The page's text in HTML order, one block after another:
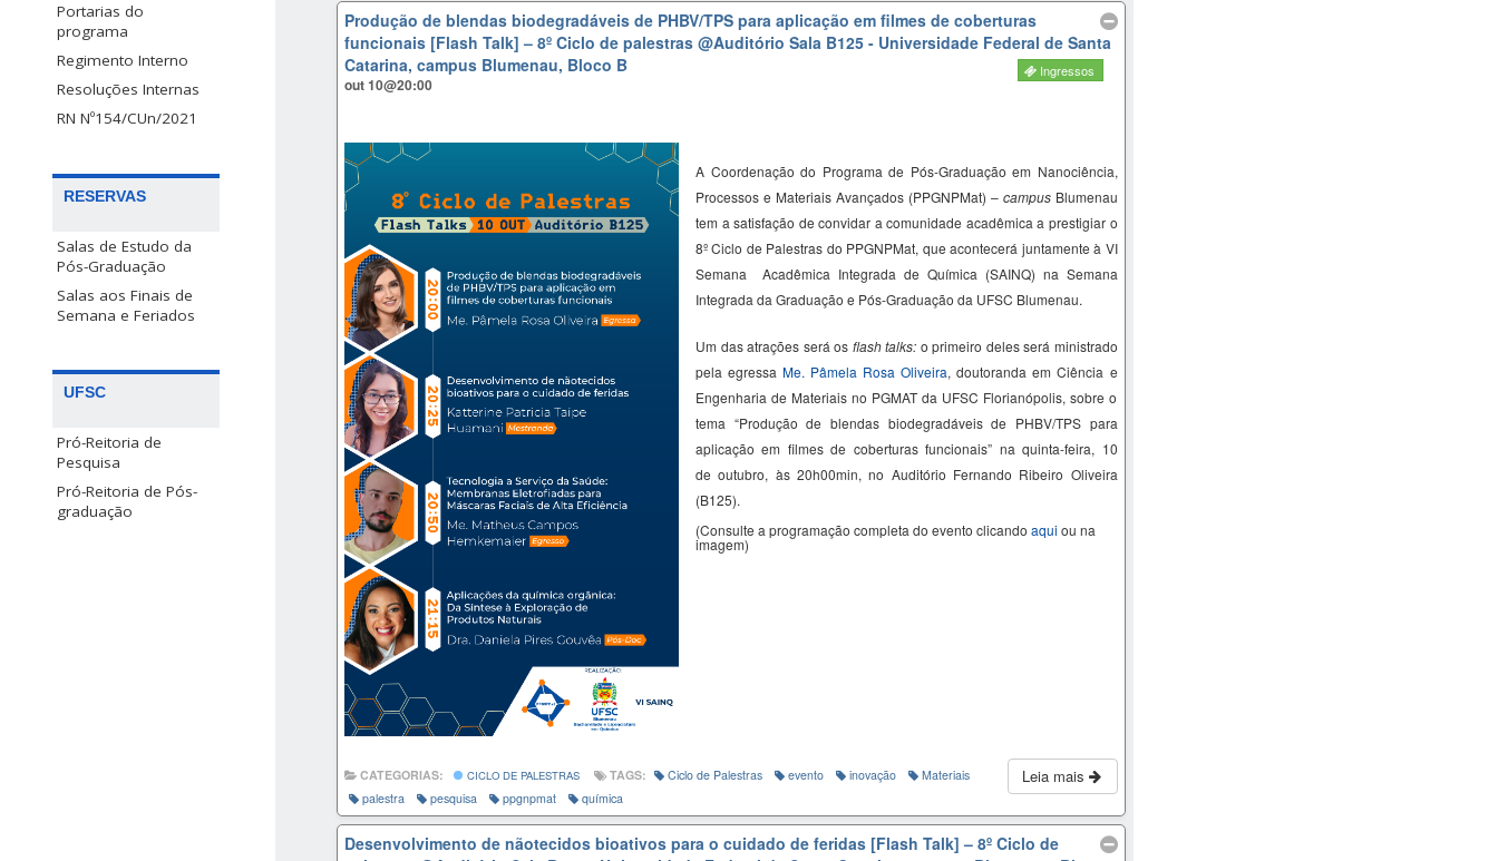
Portarias do
programa
Regimento Interno
Resoluções Internas
RN Nº154/CUn/2021
RESERVAS
Salas de Estudo da
Pós-Graduação
Salas aos Finais de
Semana e Feriados
UFSC
Pró-Reitoria de
Pesquisa
Pró-Reitoria de Pós-
graduação
Produção de blendas biodegradáveis de PHBV/TPS para aplicação em filmes de coberturas
funcionais [Flash Talk] – 8º Ciclo de palestras @Auditório Sala B125 - Universidade Federal de Santa
Catarina, campus Blumenau, Bloco B
Ingressos
out 10@20:00
A Coordenação do Programa de Pós-Graduação em Nanociência,
Processos e Materiais Avançados (PPGNPMat) – campusBlumenau
tem a satisfação de convidar a comunidade acadêmica a prestigiar o
8º Ciclo de Palestras do PPGNPMat, que acontecerá juntamente à VI
Semana Acadêmica Integrada de Química (SAINQ) na Semana
Integrada da Graduação e Pós-Graduação da UFSC Blumenau.
Um das atrações será os flash talks: o primeiro deles será ministrado
pela egressaMe. Pâmela Rosa Oliveira, doutoranda em Ciência e
Engenharia de Materiais no PGMAT da UFSC Florianópolis, sobre o
tema “Produção de blendas biodegradáveis de PHBV/TPS para
aplicação em filmes de coberturas funcionais” na quinta-feira, 10
de outubro, às 20h00min, no Auditório Fernando Ribeiro Oliveira
(B125).
(Consulte a programação completa do evento clicando aqui ou na
imagem)
Leia mais
CATEGORIAS: CICLO DE PALESTRAS TAGS: Ciclo de Palestras evento inovação
Materiais
palestra
pesquisa ppgnpmat química
Desenvolvimento de nãotecidos bioativos para o cuidado de feridas [Flash Talk] – 8º Ciclo de